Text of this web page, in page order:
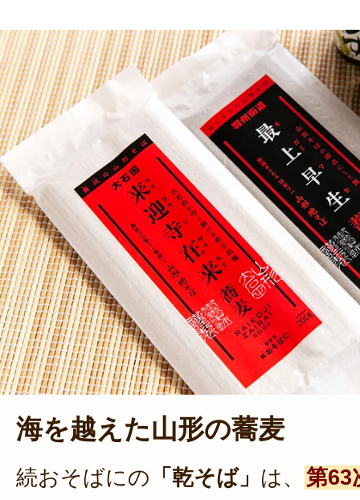
海を越えた山形の蕎麦
続おそばにの 「乾そば」 は、 第63